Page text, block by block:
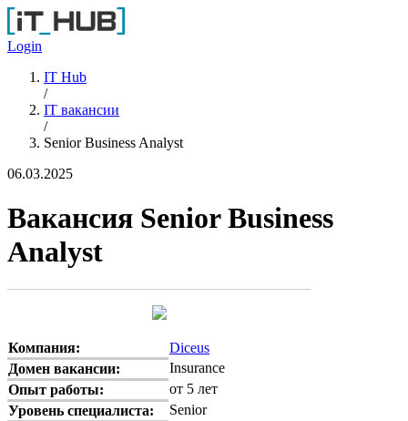
Перейти к основному содержанию
Login
IT Hub
/
IT вакансии
/
Senior Business Analyst
06.03.2025
Вакансия Senior Business
Analyst
Компания:
Diceus
Домен вакансии:
Insurance
Опыт работы:
от 5 лет
Уровень специалиста:
Senior